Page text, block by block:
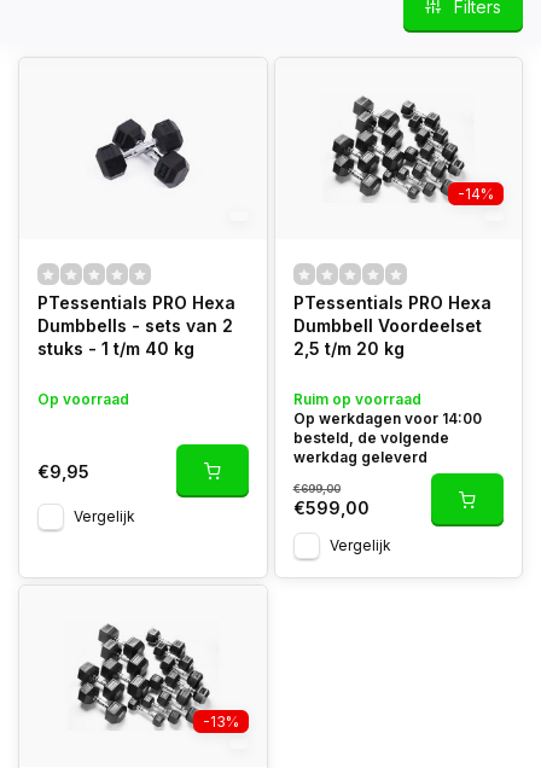
Filters
PTessentials PRO Hexa
Dumbbells - sets van 2
stuks - 1 t/m 40 kg
Op voorraad
€9,95
Vergelijk
-14%
PTessentials PRO Hexa
Dumbbell Voordeelset
2,5 t/m 20 kg
Ruim op voorraad
Op werkdagen voor 14:00
besteld, de volgende
werkdag geleverd
€699,00
€599,00
Vergelijk
-13%